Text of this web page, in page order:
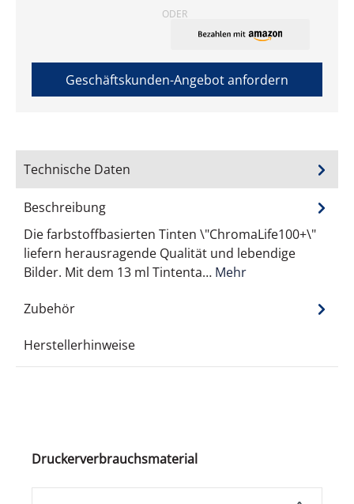
ODER
Geschäftskunden-Angebot anfordern
Technische Daten
Beschreibung
Die farbstoffbasierten Tinten \"ChromaLife100+\"
liefern herausragende Qualität und lebendige
Bilder. Mit dem 13 ml Tintenta… Mehr
Zubehör
Herstellerhinweise
Produktgalerie überspringen
Druckerverbrauchsmaterial